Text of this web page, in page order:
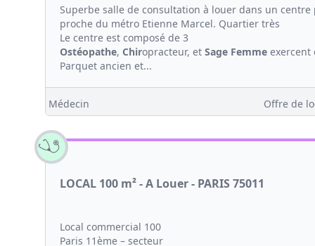
Superbe salle de consultation à louer dans un centre
proche du métro Etienne Marcel. Quartier très
Le centre est composé de 3
Ostéopathe, Chiropracteur, et Sage Femme exercent
Parquet ancien et...
Médecin Offre de
LOCAL 100 m² - A Louer - PARIS 75011
Local commercial 100
Paris 11ème – secteur